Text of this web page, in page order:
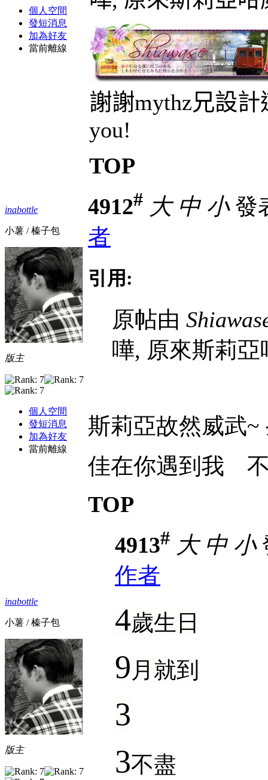
個人空間
發短消息
加為好友
當前離線
謝謝mythz兄設
you!
TOP
inabottle
小薯 / 榛子包
版主
個人空間
發短消息
加為好友
當前離線
4912# 大 中 小發
者
引用:
原帖由
嘩, 原來斯莉
斯莉亞故然威武
佳在你遇到我
TOP
inabottle
小薯 / 榛子包
版主
4913# 大 中 小
作者
4歲生日
9 月就到
3
3不盡